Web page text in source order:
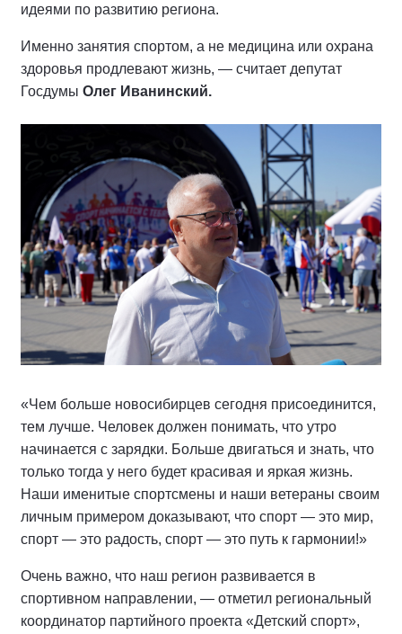
идеями по развитию региона.
Именно занятия спортом, а не медицина или охрана
здоровья продлевают жизнь, — считает депутат
Госдумы Олег Иванинский.
«Чем больше новосибирцев сегодня присоединится,
тем лучше. Человек должен понимать, что утро
начинается с зарядки. Больше двигаться и знать, что
только тогда у него будет красивая и яркая жизнь.
Наши именитые спортсмены и наши ветераны своим
личным примером доказывают, что спорт — это мир,
спорт — это радость, спорт — это путь к гармонии!»
Очень важно, что наш регион развивается в
спортивном направлении, — отметил региональный
координатор партийного проекта «Детский спорт»,